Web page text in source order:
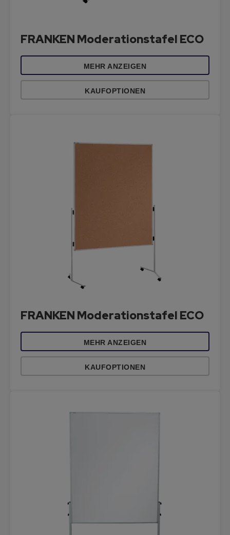
FRANKEN Moderationstafel ECO
MEHR ANZEIGEN
KAUFOPTIONEN
FRANKEN Moderationstafel ECO
MEHR ANZEIGEN
KAUFOPTIONEN